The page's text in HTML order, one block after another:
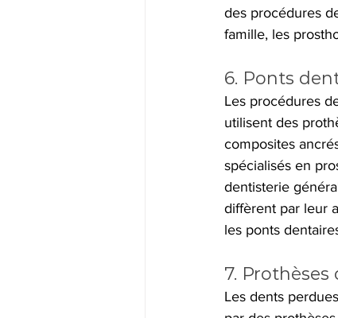
des procédures
famille, les
6. Ponts
Les procédures
utilisent des
composites
spécialisés en
dentisterie
diffèrent par leur
les ponts
7. Prothèses
Les dents